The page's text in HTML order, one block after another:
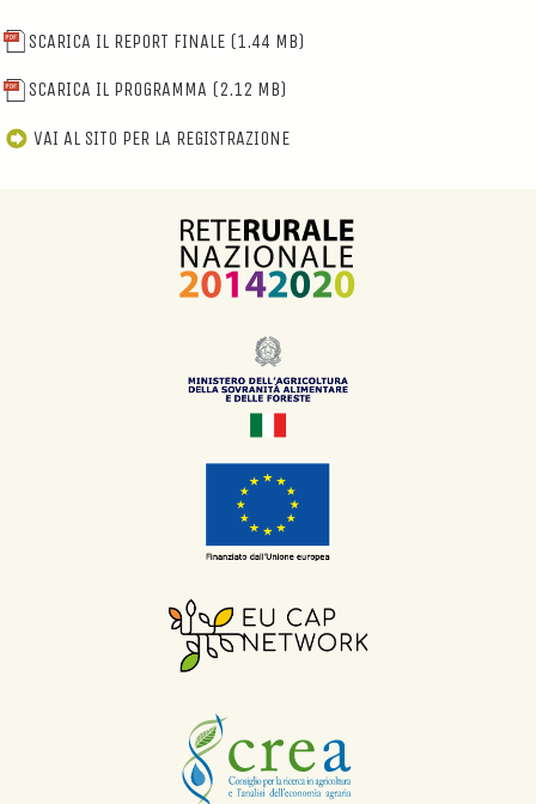
SCARICA IL REPORT FINALE (1.44 MB)
SCARICA IL PROGRAMMA (2.12 MB)
VAI AL SITO PER LA REGISTRAZIONE